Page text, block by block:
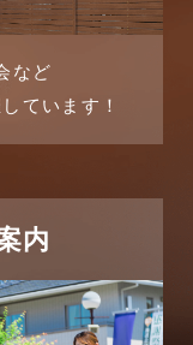
など
ています！
内